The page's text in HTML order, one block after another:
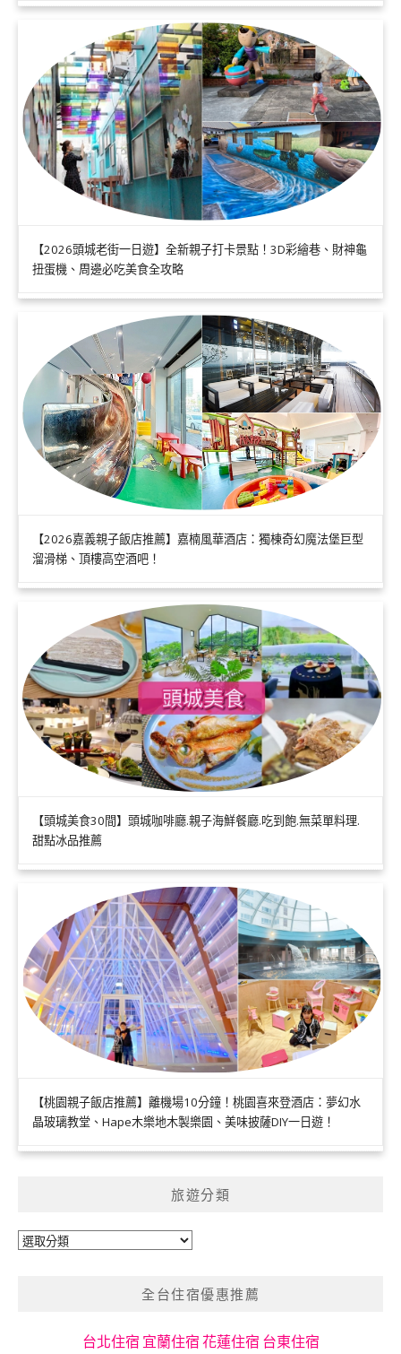
【2026頭城老街一日遊】全新親子打卡景點！3D彩繪巷、財神龜
扭蛋機、周邊必吃美食全攻略
【2026嘉義親子飯店推薦】嘉楠風華酒店：獨棟奇幻魔法堡巨型
溜滑梯、頂樓高空酒吧！
【頭城美食30間】頭城咖啡廳.親子海鮮餐廳.吃到飽.無菜單料理.
甜點冰品推薦
【桃園親子飯店推薦】離機場10分鐘！桃園喜來登酒店：夢幻水
晶玻璃教堂、Hape木樂地木製樂園、美味披薩DIY一日遊！
旅遊分類
旅
全台住宿優惠推薦
台北住宿 宜蘭住宿花蓮住宿 台東住宿